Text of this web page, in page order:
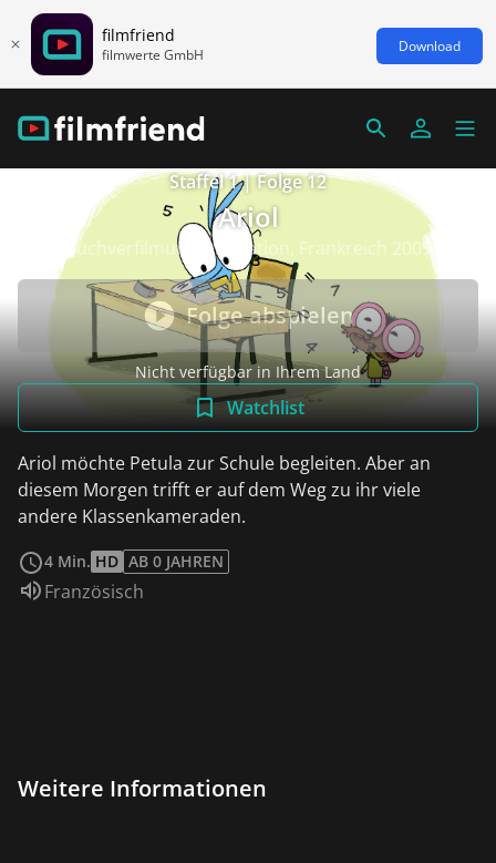
filmfriend
filmwerte GmbH Download
Staffel 1 | Folge 12
Ariol
Buchverfilmung/Animation, Frankreich 2009
Folge abspielen
Nicht verfügbar in Ihrem Land
Watchlist
Ariol möchte Petula zur Schule begleiten. Aber an
diesem Morgen trifft er auf dem Weg zu ihr viele
andere Klassenkameraden.
4 Min. HD AB 0 JAHREN
Sprache:
Französisch
Weitere Informationen